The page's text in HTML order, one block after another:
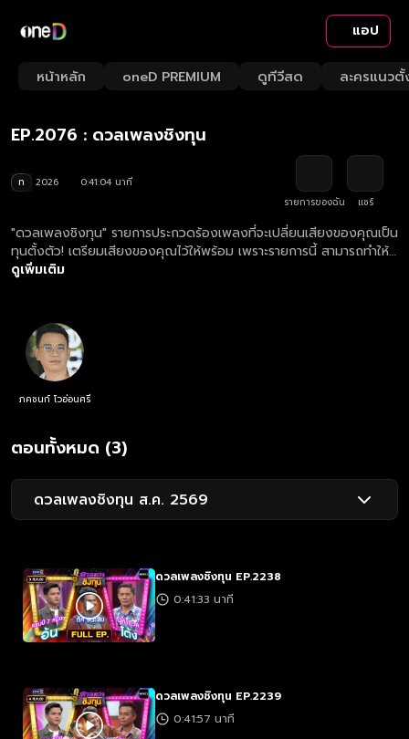
แอป
หน้าหลัก oneD PREMIUM ดูทีวีสด ละครแนวตั้
Loaded:
1.69%
Rate
EP.2076 : ดวลเพลงชิงทุน
ท 2026
0:41:04 นาที
รายการของฉัน
แชร์
"ดวลเพลงชิงทุน" รายการประกวดร้องเพลงที่จะเปลี่ยนเสียงของคุณเป็น
ทุนตั้งตัว! เตรียมเสียงของคุณไว้ให้พร้อม เพราะรายการนี้ สามารถทำให้
เสียงของคุณต่อยอดอนาคตคุณได้! ดูย้อนหลังรายการ ดวลเพลงชิงทุน
ดูเพิ่มเติม
ภคชนก์ โวอ่อนศรี
ตอนทั้งหมด (3)
ดวลเพลงชิงทุน ส.ค. 2569
ดวลเพลงชิงทุน EP.2238
0:41:33 นาที
ดวลเพลงชิงทุน EP.2239
0:41:57 นาที